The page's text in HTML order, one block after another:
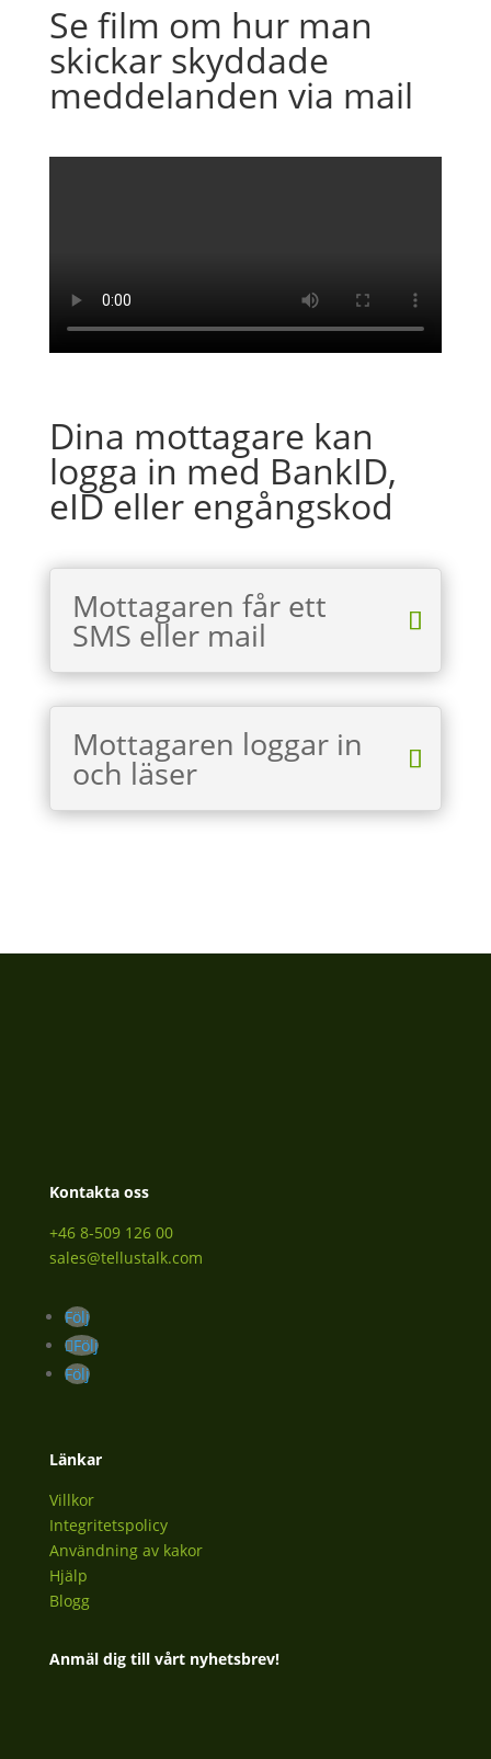
Se film om hur man
skickar skyddade
meddelanden via mail
Dina mottagare kan
logga in med BankID,
eID eller engångskod
Mottagaren får ett
SMS eller mail
Mottagaren loggar in
och läser
Kontakta oss
+46 8-509 126 00
sales@tellustalk.com
Följ
Följ
Följ
Länkar
Villkor
Integritetspolicy
Användning av kakor
Hjälp
Blogg
Anmäl dig till vårt nyhetsbrev!